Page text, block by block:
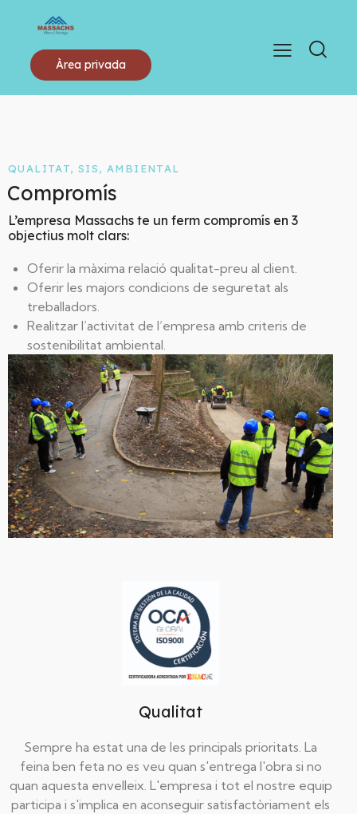
Àrea privada
QUALITAT, SIS, AMBIENTAL
Compromís
L’empresa Massachs te un ferm compromís en 3
objectius molt clars:
Oferir la màxima relació qualitat-preu al client.
Oferir les majors condicions de seguretat als
treballadors.
Realitzar l’activitat de l’empresa amb criteris de
sostenibilitat ambiental.
Qualitat
Sempre ha estat una de les principals prioritats. La
feina ben feta no es veu quan s'entrega l'obra si no
quan aquesta envelleix. L'empresa i tot el nostre equip
participa i s'implica en aconseguir satisfactòriament els